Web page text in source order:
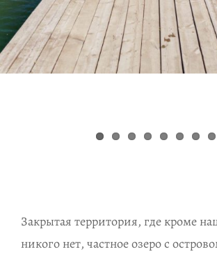
Закрытая территория, где кроме
никого нет, частное озеро с